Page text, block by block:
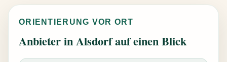
ORIENTIERUNG VOR ORT
Anbieter in Alsdorf auf einen Blick